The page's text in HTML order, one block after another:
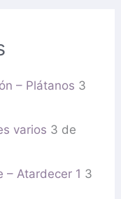
– Plátanos 3
varios 3 de
– Atardecer 1 3